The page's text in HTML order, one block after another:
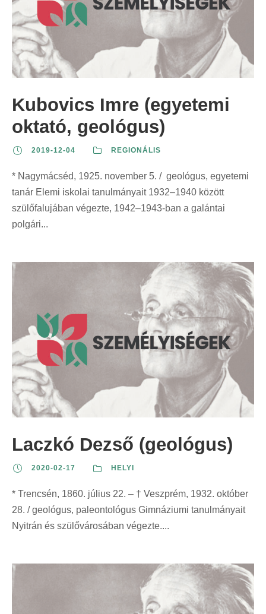
Kubovics Imre (egyetemi
oktató, geológus)
2019-12-04 REGIONÁLIS
* Nagymácséd, 1925. november 5. / geológus, egyetemi
tanár Elemi iskolai tanulmányait 1932–1940 között
szülőfalujában végezte, 1942–1943-ban a galántai
polgári...
Laczkó Dezső (geológus)
2020-02-17 HELYI
* Trencsén, 1860. július 22. – † Veszprém, 1932. október
28. / geológus, paleontológus Gimnáziumi tanulmányait
Nyitrán és szülővárosában végezte....